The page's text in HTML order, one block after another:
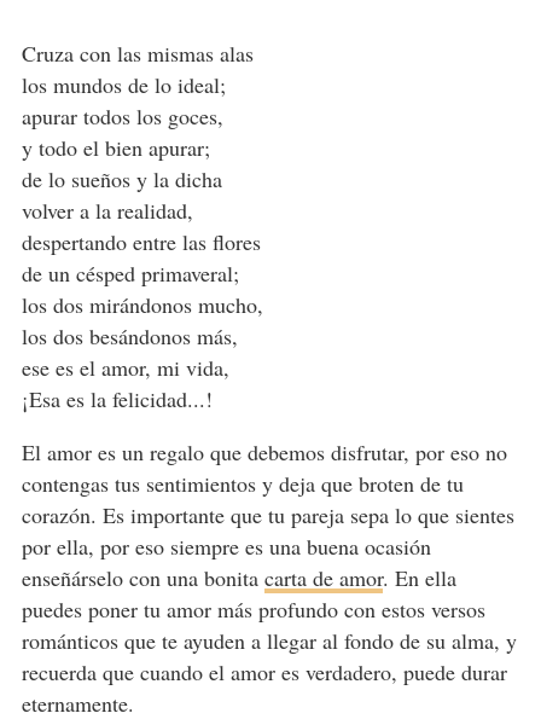
Cruza con las mismas alas
los mundos de lo ideal;
apurar todos los goces,
y todo el bien apurar;
de lo sueños y la dicha
volver a la realidad,
despertando entre las flores
de un césped primaveral;
los dos mirándonos mucho,
los dos besándonos más,
ese es el amor, mi vida,
¡Esa es la felicidad...!
El amor es un regalo que debemos disfrutar, por eso no
contengas tus sentimientos y deja que broten de tu
corazón. Es importante que tu pareja sepa lo que sientes
por ella, por eso siempre es una buena ocasión
enseñárselo con una bonita carta de amor. En ella
puedes poner tu amor más profundo con estos versos
románticos que te ayuden a llegar al fondo de su alma, y
recuerda que cuando el amor es verdadero, puede durar
eternamente.